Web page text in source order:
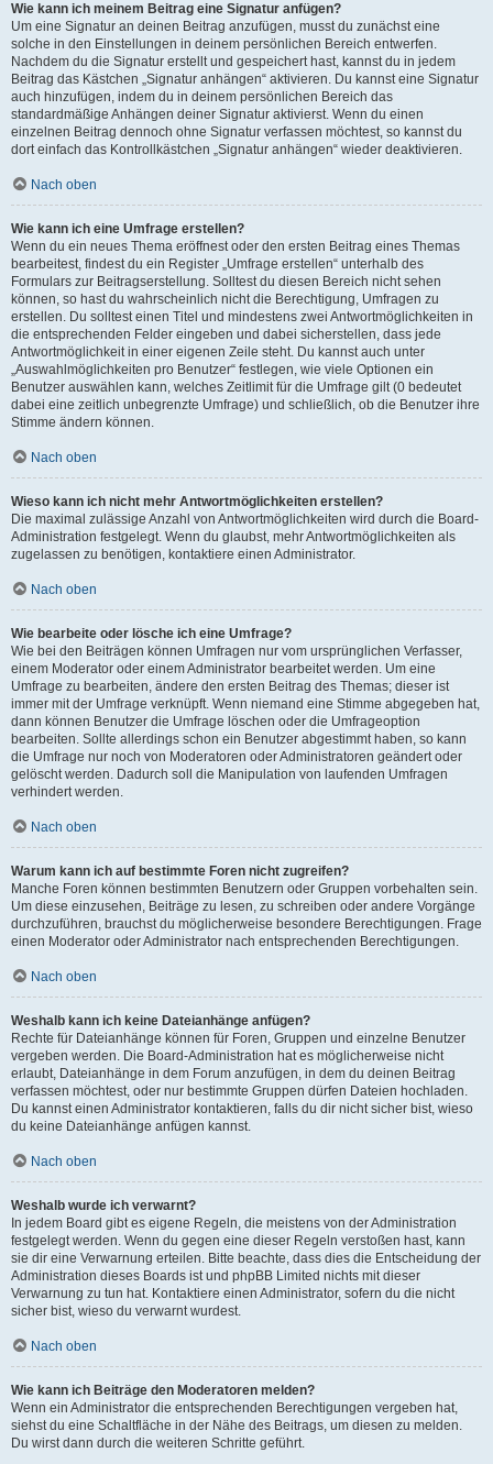
Wie kann ich meinem Beitrag eine Signatur anfügen?
Um eine Signatur an deinen Beitrag anzufügen, musst du zunächst eine
solche in den Einstellungen in deinem persönlichen Bereich entwerfen.
Nachdem du die Signatur erstellt und gespeichert hast, kannst du in jedem
Beitrag das Kästchen „Signatur anhängen“ aktivieren. Du kannst eine Signatur
auch hinzufügen, indem du in deinem persönlichen Bereich das
standardmäßige Anhängen deiner Signatur aktivierst. Wenn du einen
einzelnen Beitrag dennoch ohne Signatur verfassen möchtest, so kannst du
dort einfach das Kontrollkästchen „Signatur anhängen“ wieder deaktivieren.
Nach oben
Wie kann ich eine Umfrage erstellen?
Wenn du ein neues Thema eröffnest oder den ersten Beitrag eines Themas
bearbeitest, findest du ein Register „Umfrage erstellen“ unterhalb des
Formulars zur Beitragserstellung. Solltest du diesen Bereich nicht sehen
können, so hast du wahrscheinlich nicht die Berechtigung, Umfragen zu
erstellen. Du solltest einen Titel und mindestens zwei Antwortmöglichkeiten in
die entsprechenden Felder eingeben und dabei sicherstellen, dass jede
Antwortmöglichkeit in einer eigenen Zeile steht. Du kannst auch unter
„Auswahlmöglichkeiten pro Benutzer“ festlegen, wie viele Optionen ein
Benutzer auswählen kann, welches Zeitlimit für die Umfrage gilt (0 bedeutet
dabei eine zeitlich unbegrenzte Umfrage) und schließlich, ob die Benutzer ihre
Stimme ändern können.
Nach oben
Wieso kann ich nicht mehr Antwortmöglichkeiten erstellen?
Die maximal zulässige Anzahl von Antwortmöglichkeiten wird durch die Board-
Administration festgelegt. Wenn du glaubst, mehr Antwortmöglichkeiten als
zugelassen zu benötigen, kontaktiere einen Administrator.
Nach oben
Wie bearbeite oder lösche ich eine Umfrage?
Wie bei den Beiträgen können Umfragen nur vom ursprünglichen Verfasser,
einem Moderator oder einem Administrator bearbeitet werden. Um eine
Umfrage zu bearbeiten, ändere den ersten Beitrag des Themas; dieser ist
immer mit der Umfrage verknüpft. Wenn niemand eine Stimme abgegeben hat,
dann können Benutzer die Umfrage löschen oder die Umfrageoption
bearbeiten. Sollte allerdings schon ein Benutzer abgestimmt haben, so kann
die Umfrage nur noch von Moderatoren oder Administratoren geändert oder
gelöscht werden. Dadurch soll die Manipulation von laufenden Umfragen
verhindert werden.
Nach oben
Warum kann ich auf bestimmte Foren nicht zugreifen?
Manche Foren können bestimmten Benutzern oder Gruppen vorbehalten sein.
Um diese einzusehen, Beiträge zu lesen, zu schreiben oder andere Vorgänge
durchzuführen, brauchst du möglicherweise besondere Berechtigungen. Frage
einen Moderator oder Administrator nach entsprechenden Berechtigungen.
Nach oben
Weshalb kann ich keine Dateianhänge anfügen?
Rechte für Dateianhänge können für Foren, Gruppen und einzelne Benutzer
vergeben werden. Die Board-Administration hat es möglicherweise nicht
erlaubt, Dateianhänge in dem Forum anzufügen, in dem du deinen Beitrag
verfassen möchtest, oder nur bestimmte Gruppen dürfen Dateien hochladen.
Du kannst einen Administrator kontaktieren, falls du dir nicht sicher bist, wieso
du keine Dateianhänge anfügen kannst.
Nach oben
Weshalb wurde ich verwarnt?
In jedem Board gibt es eigene Regeln, die meistens von der Administration
festgelegt werden. Wenn du gegen eine dieser Regeln verstoßen hast, kann
sie dir eine Verwarnung erteilen. Bitte beachte, dass dies die Entscheidung der
Administration dieses Boards ist und phpBB Limited nichts mit dieser
Verwarnung zu tun hat. Kontaktiere einen Administrator, sofern du die nicht
sicher bist, wieso du verwarnt wurdest.
Nach oben
Wie kann ich Beiträge den Moderatoren melden?
Wenn ein Administrator die entsprechenden Berechtigungen vergeben hat,
siehst du eine Schaltfläche in der Nähe des Beitrags, um diesen zu melden.
Du wirst dann durch die weiteren Schritte geführt.